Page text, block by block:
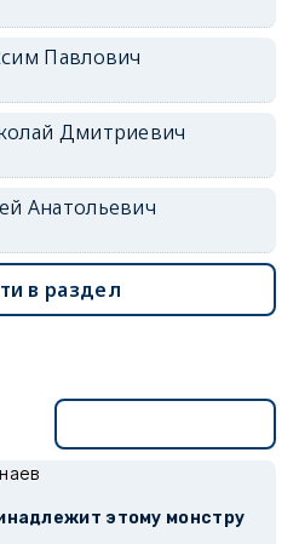
Павлович
Дмитриевич
Анатольевич
в раздел
этому монстру